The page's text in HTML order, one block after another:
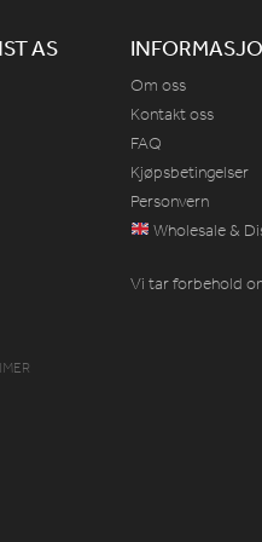
AS
Om oss
Kontakt oss
FAQ
Kjøpsbetingelser
Personvern
Wholesale &
Vi tar forbehold